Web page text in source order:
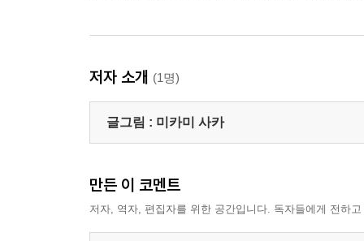
저자 소개 (1명)
글그림 : 미카미 사카
만든 이 코멘트
저자, 역자, 편집자를 위한 공간입니다. 독자들에게 전하